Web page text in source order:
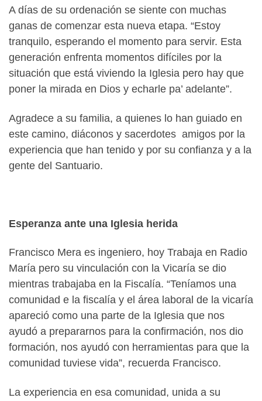
A días de su ordenación se siente con muchas
ganas de comenzar esta nueva etapa. “Estoy
tranquilo, esperando el momento para servir. Esta
generación enfrenta momentos difíciles por la
situación que está viviendo la Iglesia pero hay que
poner la mirada en Dios y echarle pa’ adelante”.
Agradece a su familia, a quienes lo han guiado en
este camino, diáconos y sacerdotes amigos por la
experiencia que han tenido y por su confianza y a la
gente del Santuario.
Esperanza ante una Iglesia herida
Francisco Mera es ingeniero, hoy Trabaja en Radio
María pero su vinculación con la Vicaría se dio
mientras trabajaba en la Fiscalía. “Teníamos una
comunidad e la fiscalía y el área laboral de la vicaría
apareció como una parte de la Iglesia que nos
ayudó a prepararnos para la confirmación, nos dio
formación, nos ayudó con herramientas para que la
comunidad tuviese vida”, recuerda Francisco.
La experiencia en esa comunidad, unida a su